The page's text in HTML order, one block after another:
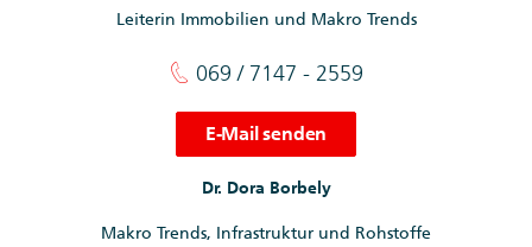
Leiterin Immobilien und Makro Trends
069 / 7147 - 2559
E-Mail senden
Dr. Dora Borbely
Makro Trends, Infrastruktur und Rohstoffe